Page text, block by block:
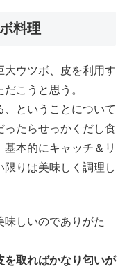
料理
大ウツボ、皮を利用す
こうと思う。
ということについて
ったらせっかくだし食
本的にキャッチ＆リ
限りは美味しく調理し
味しいのでありがた
を取ればかなり匂いが